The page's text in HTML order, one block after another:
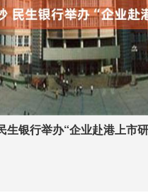
生银行举办“企业赴港上市